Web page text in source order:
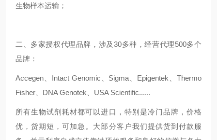
生物样本运输；
二、多家授权代理品牌，涉及30多种，经营代理500多个
品牌：
Accegen、Intact Genomic、Sigma、Epigentek、Thermo
Fisher、DNA Genotek、USA Scientific......
所有生物试剂耗材都可以进口，特别是冷门品牌，价格
优，货期短，可加急。大部分客户我们提供货到付款服